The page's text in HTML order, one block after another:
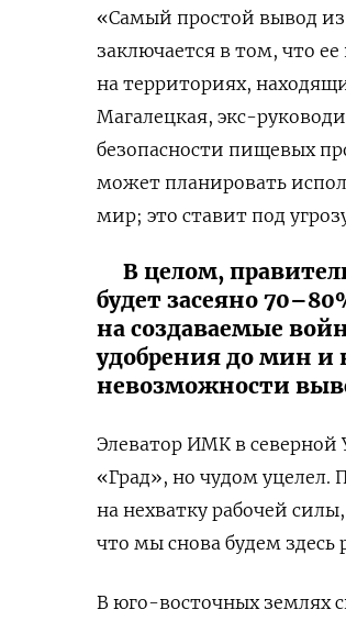
«Самый простой вывод из
заключается в том, что
на территориях,
Магалецкая, экс-
безопасности пищевых
может планировать
мир; это ставит под
В целом,
будет засеяно
на создаваемые
удобрения до мин и
невозможности
Элеватор ИМК в северной
«Град», но чудом уцелел.
на нехватку рабочей
что мы снова будем здесь
В юго-восточных землях